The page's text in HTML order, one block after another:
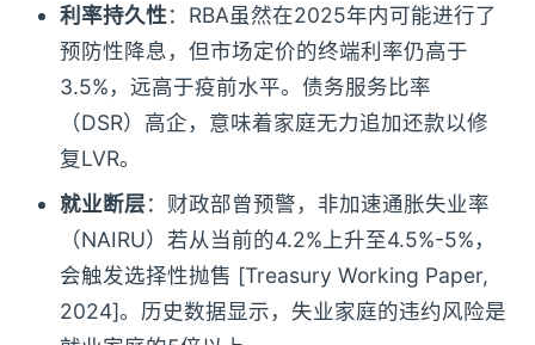
利率持久性：RBA虽然在2025年内可能进行了
预防性降息，但市场定价的终端利率仍高于
3.5%，远高于疫前水平。债务服务比率
（DSR）高企，意味着家庭无力追加还款以修
复LVR。
就业断层：财政部曾预警，非加速通胀失业率
（NAIRU）若从当前的4.2%上升至4.5%-5%，
会触发选择性抛售 [Treasury Working Paper,
2024]。历史数据显示，失业家庭的违约风险是